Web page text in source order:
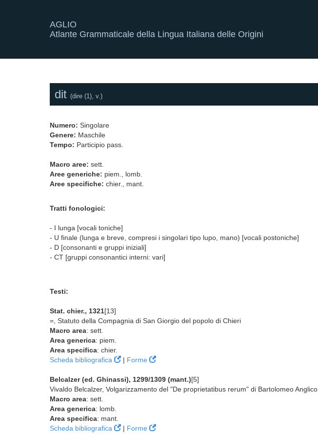
AGLIO
Atlante Grammaticale della Lingua Italiana delle Origini
dit (dire (1), v.)
Numero: Singolare
Genere: Maschile
Tempo: Participio pass.
Macro aree: sett.
Aree generiche: piem., lomb.
Aree specifiche: chier., mant.
Tratti fonologici:
- I lunga [vocali toniche]
- U finale (lunga e breve, compresi i singolari tipo lupo, mano) [vocali postoniche]
- D [consonanti e gruppi iniziali]
- CT [gruppi consonantici interni: vari]
Testi:
Stat. chier., 1321[13]
=, Statuto della Compagnia di San Giorgio del popolo di Chieri
Macro area: sett.
Area generica: piem.
Area specifica: chier.
Scheda bibliografica
| Forme
Belcalzer (ed. Ghinassi), 1299/1309 (mant.)[5]
Vivaldo Belcalzer, Volgarizzamento del "De proprietatibus rerum" di Bartolomeo Anglico
Macro area: sett.
Area generica: lomb.
Area specifica: mant.
Scheda bibliografica
| Forme